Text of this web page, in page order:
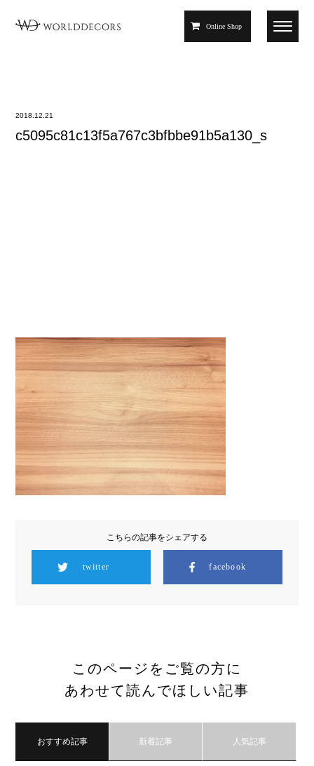
Online Shop
2018.12.21
c5095c81c13f5a767c3bfbbe91b5a130_s
こちらの記事をシェアする
twitter facebook
このページをご覧の方に
あわせて読んでほしい記事
おすすめ記事 新着記事 人気記事